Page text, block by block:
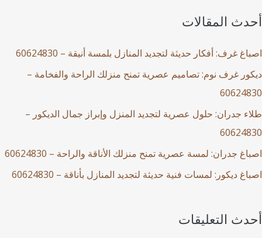
ح
ث
أحدث المقالات
اصباغ غرف: أفكار حديثة لتجديد المنازل بلمسة أنيقة – 60624830
ديكور غرف نوم: تصاميم عصرية تمنح منزلك الراحة والفخامة –
60624830
طلاء جدران: حلول عصرية لتجديد المنزل وإبراز جمال الديكور –
60624830
اصباغ جدران: لمسة عصرية تمنح منزلك الأناقة والراحة – 60624830
اصباغ ديكور: لمسات فنية حديثة لتجديد المنازل بأناقة – 60624830
أحدث التعليقات